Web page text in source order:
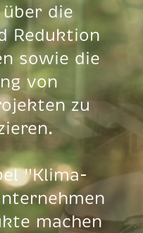
die
Reduktion
sowie die
von
zu
"Klima-
machen